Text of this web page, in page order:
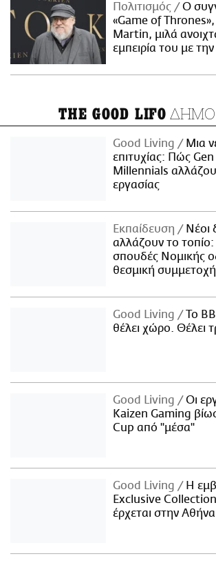
Πολιτισμός
Ο
«Game of
Martin, μιλά
εμπειρία του με
THE GOOD LIFO
Good Living
Μια
επιτυχίας: Πώς Gen
Millennials
εργασίας
Εκπαίδευση
Νέοι
αλλάζουν το
σπουδές Νομικής
θεσμική συμμετοχή
Good Living
Το
θέλει χώρο. Θέλει
Good Living
Οι
Kaizen Gaming
Cup από "μέσα"
Good Living
Η
Exclusive
έρχεται στην Αθήνα